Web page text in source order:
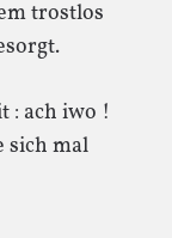
trostlos
: ach iwo !
sich mal